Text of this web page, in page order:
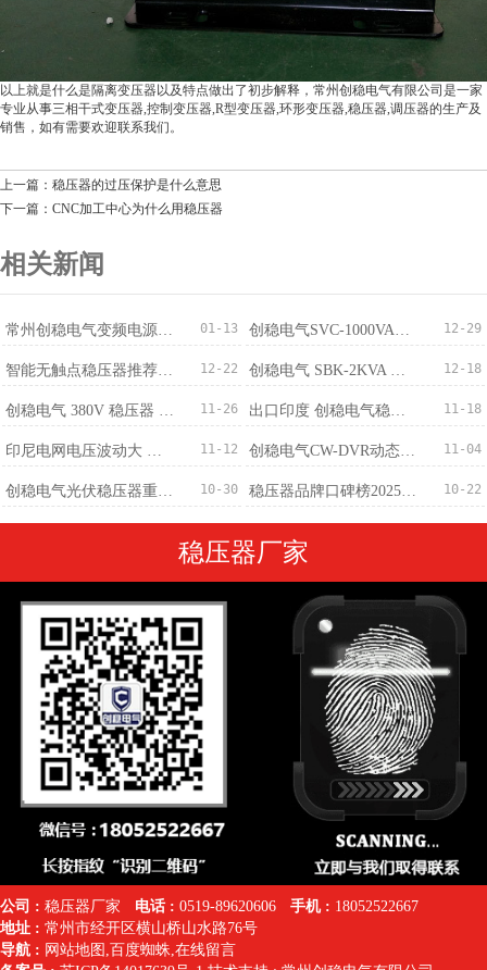
以上就是什么是隔离变压器以及特点做出了初步解释，常州创稳电气有限公司是一家
专业从事三相干式变压器,控制变压器,R型变压器,环形变压器,稳压器,调压器的生产及
销售，如有需要欢迎联系我们。
上一篇：稳压器的过压保护是什么意思
下一篇：CNC加工中心为什么用稳压器
相关新闻
01-13 12-29
12-22 12-18
11-26 11-18
11-12 11-04
10-30 10-22
稳压器厂家
公司 : 稳压器厂家 电话 : 0519-89620606 手机 : 18052522667
地址 : 常州市经开区横山桥山水路76号
导航 : 网站地图 ,百度蜘蛛,在线留言